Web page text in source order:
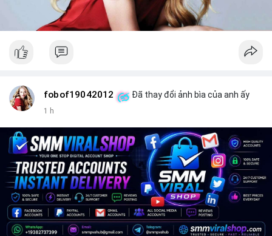
fobof19042012 Đã thay đổi ảnh bìa của anh ấy
1 h